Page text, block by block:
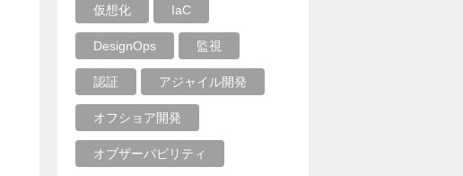
仮想化 IaC
DesignOps 監視
認証 アジャイル開発
オフショア開発
オブザーバビリティ